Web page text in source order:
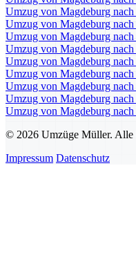
Umzug von Magdeburg nach
Umzug von Magdeburg
Umzug von Magdeburg
Umzug von Magdeburg
Umzug von Magdeburg nach
Umzug von Magdeburg nach
Umzug von Magdeburg
Umzug von Magdeburg
Umzug von Magdeburg nach
© 2026 Umzüge Müller. Alle
Impressum Datenschutz